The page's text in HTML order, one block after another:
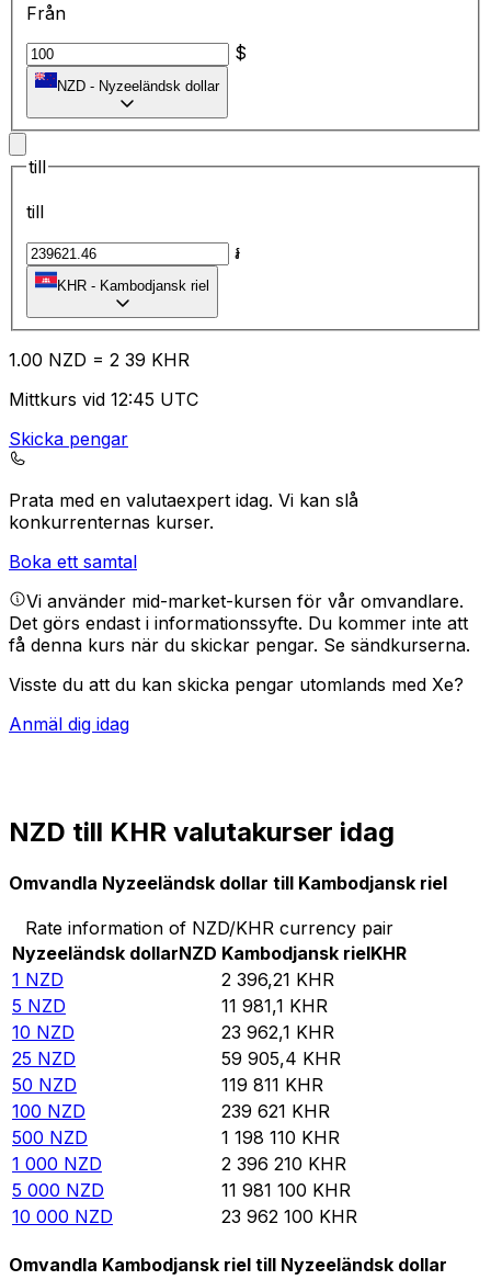
Från
$
NZD - Nyzeeländsk dollar
till
till
៛
KHR - Kambodjansk riel
1.00 NZD = 2 39 KHR
Mittkurs vid 12:45 UTC
Skicka pengar
Prata med en valutaexpert idag. Vi kan slå
konkurrenternas kurser.
Boka ett samtal
Vi använder mid-market-kursen för vår omvandlare.
Det görs endast i informationssyfte. Du kommer inte att
få denna kurs när du skickar pengar. Se sändkurserna.
Visste du att du kan skicka pengar utomlands med Xe?
Anmäl dig idag
NZD till KHR valutakurser idag
Omvandla Nyzeeländsk dollar till Kambodjansk riel
Rate information of NZD/KHR currency pair
Nyzeeländsk dollarNZD Kambodjansk rielKHR
1 NZD 2 396,21 KHR
5 NZD 11 981,1 KHR
10 NZD 23 962,1 KHR
25 NZD 59 905,4 KHR
50 NZD 119 811 KHR
100 NZD 239 621 KHR
500 NZD 1 198 110 KHR
1 000 NZD 2 396 210 KHR
5 000 NZD 11 981 100 KHR
10 000 NZD 23 962 100 KHR
Omvandla Kambodjansk riel till Nyzeeländsk dollar